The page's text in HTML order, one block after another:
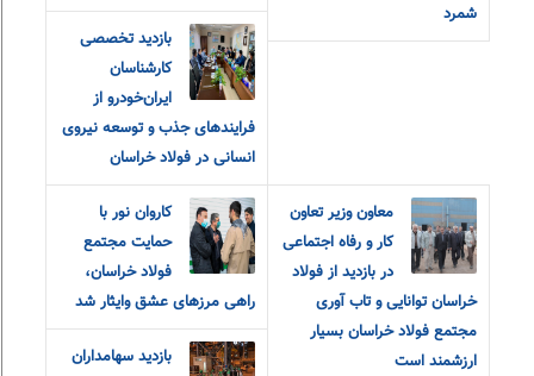
شمرد
بازدید تخصصی
کارشناسان
ایران‌خودرو از
فرایندهای جذب و توسعه نیروی
انسانی در فولاد خراسان
معاون وزیر تعاون
کار و رفاه اجتماعی
در بازدید از فولاد
خراسان توانایی و تاب آوری
مجتمع فولاد خراسان بسیار
ارزشمند است
کاروان نور با
حمایت مجتمع
فولاد خراسان،
راهی مرزهای عشق و‌ایثار شد
بازدید سهامداران